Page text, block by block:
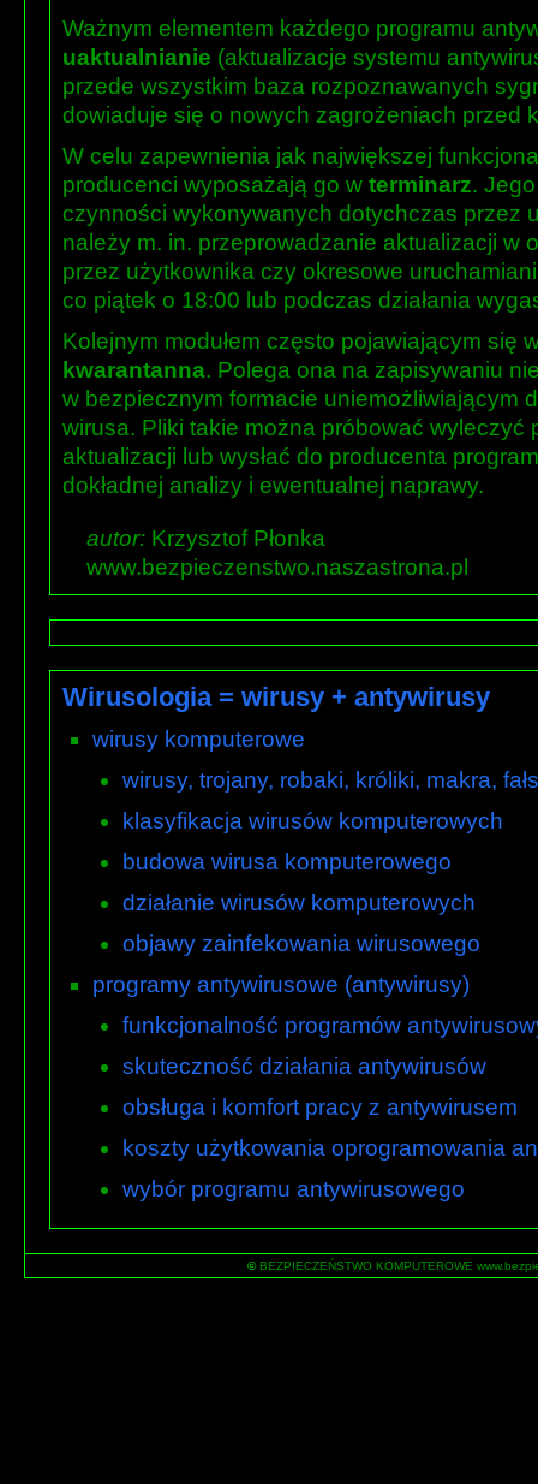
Ważnym elementem każdego programu
uaktualnianie (aktualizacje systemu
przede wszystkim baza rozpoznawanych
dowiaduje się o nowych zagrożeniach przed
W celu zapewnienia jak największej
producenci wyposażają go w terminarz.
czynności wykonywanych dotychczas przez
należy m. in. przeprowadzanie aktualizacji w
przez użytkownika czy okresowe
co piątek o 18:00 lub podczas działania
Kolejnym modułem często pojawiającym się
kwarantanna. Polega ona na zapisywaniu
w bezpiecznym formacie uniemożliwiającym
wirusa. Pliki takie można próbować wyleczyć
aktualizacji lub wysłać do producenta
dokładnej analizy i ewentualnej naprawy.
autor: Krzysztof Płonka
www.bezpieczenstwo.naszastrona.pl
Wirusologia = wirusy + antywirusy
wirusy komputerowe
wirusy, trojany, robaki, króliki, makra,
klasyfikacja wirusów komputerowych
budowa wirusa komputerowego
działanie wirusów komputerowych
objawy zainfekowania wirusowego
programy antywirusowe (antywirusy)
funkcjonalność programów
skuteczność działania antywirusów
obsługa i komfort pracy z antywirusem
koszty użytkowania oprogramowania
wybór programu antywirusowego
©BEZPIECZEŃSTWO KOMPUTEROWE